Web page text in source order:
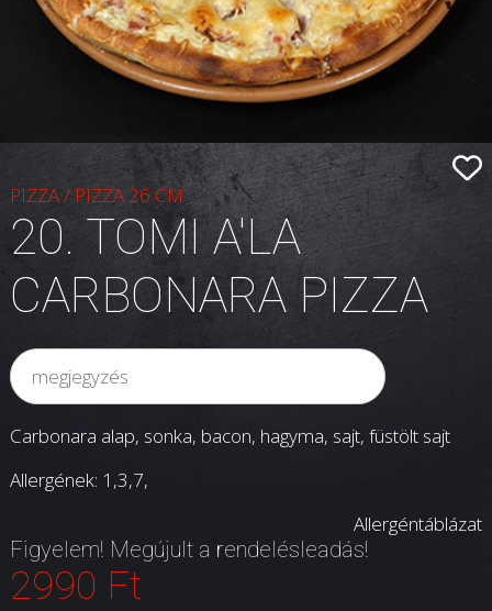
PIZZA/ PIZZA 26 CM
20. TOMI A'LA
CARBONARA PIZZA
Carbonara alap, sonka, bacon, hagyma, sajt, füstölt sajt
Allergének: 1,3,7,
Allergéntáblázat
Figyelem! Megújult a rendelésleadás!
2990 Ft